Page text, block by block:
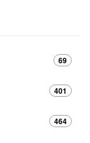
69
401
464